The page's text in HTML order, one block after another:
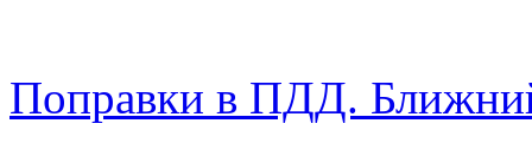
Поправки в ПДД.